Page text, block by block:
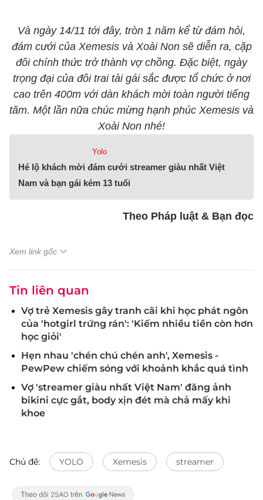
Và ngày 14/11 tới đây, tròn 1 năm kể từ đám hỏi,
đám cưới của Xemesis và Xoài Non sẽ diễn ra, cặp
đôi chính thức trở thành vợ chồng. Đặc biệt, ngày
trọng đại của đôi trai tài gái sắc được tổ chức ở nơi
cao trên 400m với dàn khách mời toàn người tiếng
tăm. Một lần nữa chúc mừng hạnh phúc Xemesis và
Xoài Non nhé!
Yolo
Hé lộ khách mời đám cưới streamer giàu nhất Việt
Nam và bạn gái kém 13 tuổi
Theo Pháp luật & Bạn đọc
Xem link gốc
Tin liên quan
Vợ trẻ Xemesis gây tranh cãi khi học phát ngôn
của 'hotgirl trứng rán': 'Kiếm nhiều tiền còn hơn
học giỏi'
Hẹn nhau 'chén chú chén anh', Xemesis -
PewPew chiếm sóng với khoảnh khắc quá tình
Vợ 'streamer giàu nhất Việt Nam' đăng ảnh
bikini cực gắt, body xịn đét mà chả mấy khi
khoe
Chủ đề: YOLO Xemesis streamer